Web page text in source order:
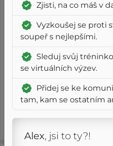
2025
Trasa 30k
Il Golfo
17 května
⨦ 27.5 km
+ 1 450 m
12 2
4:42 /km
Zjisti, na co máš v
Vyzkoušej se proti
soupeř s nejlepšími.
Sleduj svůj
se virtuálních výzev.
Přidej se ke
tam, kam se ostatním
Alex, jsi to ty?!